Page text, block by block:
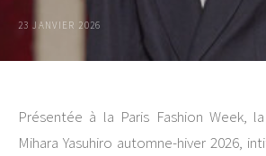
23 JANVIER 2026
Présentée à la Paris Fashion Week,
Mihara Yasuhiro automne-hiver 2026,